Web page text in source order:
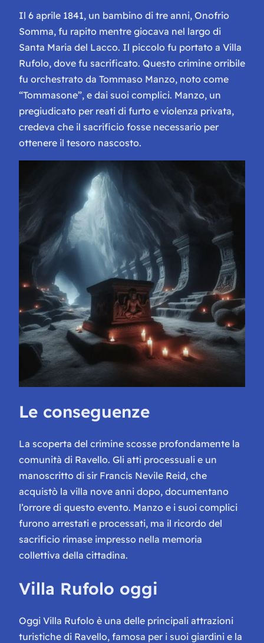
Il 6 aprile 1841, un bambino di tre anni, Onofrio
Somma, fu rapito mentre giocava nel largo di
Santa Maria del Lacco. Il piccolo fu portato a Villa
Rufolo, dove fu sacrificato. Questo crimine orribile
fu orchestrato da Tommaso Manzo, noto come
“Tommasone”, e dai suoi complici. Manzo, un
pregiudicato per reati di furto e violenza privata,
credeva che il sacrificio fosse necessario per
ottenere il tesoro nascosto.
Le conseguenze
La scoperta del crimine scosse profondamente la
comunità di Ravello. Gli atti processuali e un
manoscritto di sir Francis Nevile Reid, che
acquistò la villa nove anni dopo, documentano
l’orrore di questo evento. Manzo e i suoi complici
furono arrestati e processati, ma il ricordo del
sacrificio rimase impresso nella memoria
collettiva della cittadina.
Villa Rufolo oggi
Oggi Villa Rufolo è una delle principali attrazioni
turistiche di Ravello, famosa per i suoi giardini e la